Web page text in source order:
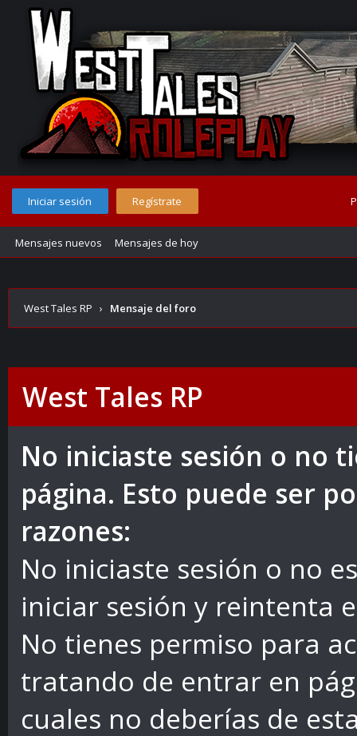
Iniciar sesión Regístrate
Mensajes nuevos Mensajes de hoy
West Tales RP › Mensaje del foro
West Tales RP
No iniciaste sesión o no
página. Esto puede ser
razones:
No iniciaste sesión o no
iniciar sesión y reintenta
No tienes permiso para
tratando de entrar en
cuales no deberías de